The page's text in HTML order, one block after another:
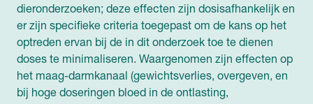
dieronderzoeken; deze effecten zijn dosisafhankelijk en
er zijn specifieke criteria toegepast om de kans op het
optreden ervan bij de in dit onderzoek toe te dienen
doses te minimaliseren. Waargenomen zijn effecten op
het maag-darmkanaal (gewichtsverlies, overgeven, en
bij hoge doseringen bloed in de ontlasting,